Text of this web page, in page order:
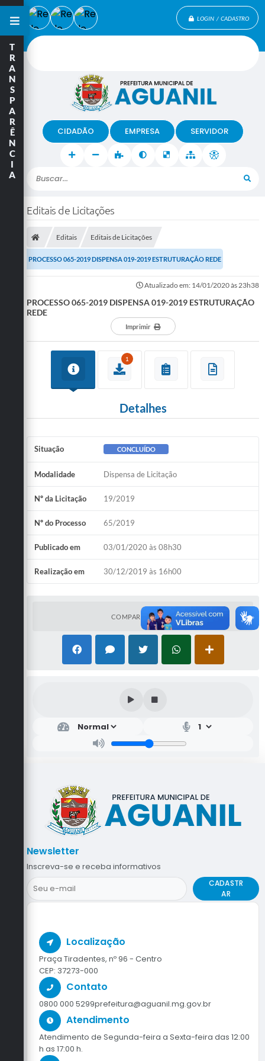
LOGIN / CADASTRO
Buscar...
CIDADÃO EMPRESA SERVIDOR
T
R
A
N
S
P
A
R
Ê
N
C
I
A
Editais de Licitações
Editais Editais de Licitações
PROCESSO 065-2019 DISPENSA 019-2019 ESTRUTURAÇÃO REDE
Atualizado em: 14/01/2020 às 23h38
PROCESSO 065-2019 DISPENSA 019-2019 ESTRUTURAÇÃO
REDE
Imprimir
1
Detalhes
Situação CONCLUÍDO
Modalidade Dispensa de Licitação
Nº da Licitação 19/2019
Nº do Processo 65/2019
Publicado em 03/01/2020 às 08h30
Realização em 30/12/2019 às 16h00
COMPARTILHAR
Localização
Praça Tiradentes, nº 96 - Centro
CEP: 37273-000
Contato
0800 000 5299prefeitura@aguanil.mg.gov.br
Atendimento
Atendimento de Segunda-feira a Sexta-feira das 12:00
h as 17:00 h.
Newsletter
Inscreva-se e receba informativos
CADASTR
AR